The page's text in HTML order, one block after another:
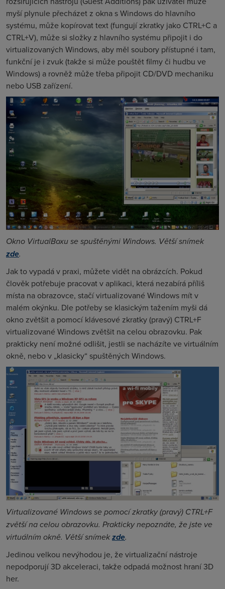
myší plynule přecházet z okna s Windows do hlavního
systému, může kopírovat text (fungují zkratky jako CTRL+C a
CTRL+V), může si složky z hlavního systému připojit i do
virtualizovaných Windows, aby měl soubory přístupné i tam,
funkční je i zvuk (takže si může pouštět filmy či hudbu ve
Windows) a rovněž může třeba připojit CD/DVD mechaniku
nebo USB zařízení.
Okno VirtualBoxu se spuštěnými Windows. Větší snímek
zde.
Jak to vypadá v praxi, můžete vidět na obrázcích. Pokud
člověk potřebuje pracovat v aplikaci, která nezabírá příliš
místa na obrazovce, stačí virtualizované Windows mít v
malém okýnku. Dle potřeby se klasickým tažením myši dá
okno zvětšit a pomocí klávesové zkratky (pravý) CTRL+F
virtualizované Windows zvětšit na celou obrazovku. Pak
prakticky není možné odlišit, jestli se nacházíte ve virtuálním
okně, nebo v „klasicky“ spuštěných Windows.
Virtualizované Windows se pomocí zkratky (pravý) CTRL+F
zvětší na celou obrazovku. Prakticky nepoznáte, že jste ve
virtuálním okně. Větší snímekzde.
Jedinou velkou nevýhodou je, že virtualizační nástroje
nepodporují 3D akceleraci, takže odpadá možnost hraní 3D
her.